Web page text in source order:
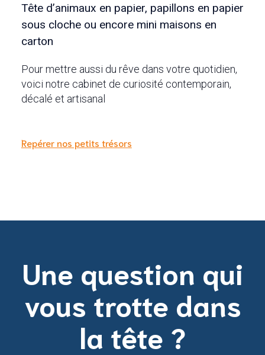
Tête d’animaux en papier, papillons en papier
sous cloche ou encore mini maisons en
carton
Pour mettre aussi du rêve dans votre quotidien,
voici notre cabinet de curiosité contemporain,
décalé et artisanal
Repérer nos petits trésors
Une question qui
vous trotte dans
la tête ?